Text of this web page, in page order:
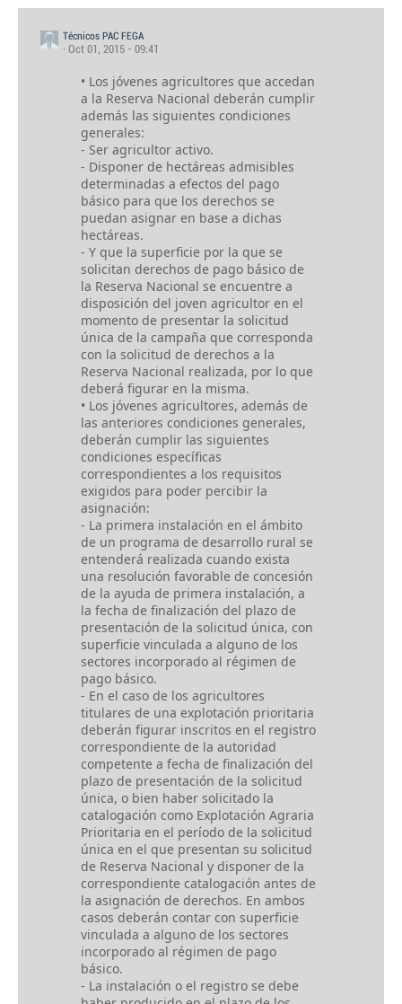
Técnicos PAC FEGA
· Oct 01, 2015 - 09:41
• Los jóvenes agricultores que accedan
a la Reserva Nacional deberán cumplir
además las siguientes condiciones
generales:
- Ser agricultor activo.
- Disponer de hectáreas admisibles
determinadas a efectos del pago
básico para que los derechos se
puedan asignar en base a dichas
hectáreas.
- Y que la superficie por la que se
solicitan derechos de pago básico de
la Reserva Nacional se encuentre a
disposición del joven agricultor en el
momento de presentar la solicitud
única de la campaña que corresponda
con la solicitud de derechos a la
Reserva Nacional realizada, por lo que
deberá figurar en la misma.
• Los jóvenes agricultores, además de
las anteriores condiciones generales,
deberán cumplir las siguientes
condiciones específicas
correspondientes a los requisitos
exigidos para poder percibir la
asignación:
- La primera instalación en el ámbito
de un programa de desarrollo rural se
entenderá realizada cuando exista
una resolución favorable de concesión
de la ayuda de primera instalación, a
la fecha de finalización del plazo de
presentación de la solicitud única, con
superficie vinculada a alguno de los
sectores incorporado al régimen de
pago básico.
- En el caso de los agricultores
titulares de una explotación prioritaria
deberán figurar inscritos en el registro
correspondiente de la autoridad
competente a fecha de finalización del
plazo de presentación de la solicitud
única, o bien haber solicitado la
catalogación como Explotación Agraria
Prioritaria en el período de la solicitud
única en el que presentan su solicitud
de Reserva Nacional y disponer de la
correspondiente catalogación antes de
la asignación de derechos. En ambos
casos deberán contar con superficie
vinculada a alguno de los sectores
incorporado al régimen de pago
básico.
- La instalación o el registro se debe